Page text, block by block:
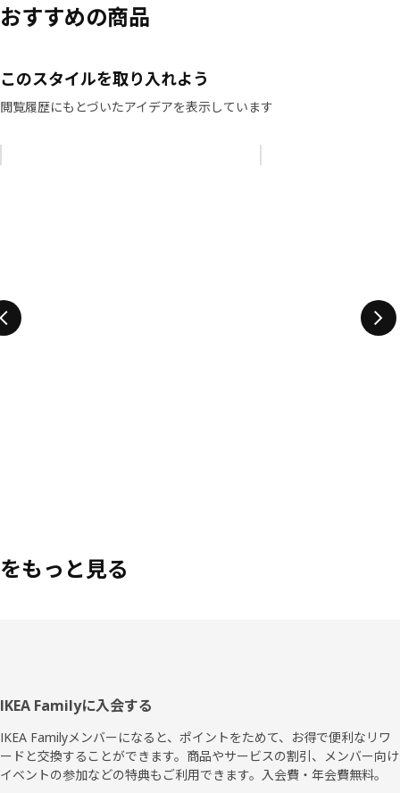
おすすめの商品
このスタイルを取り入れよう
閲覧履歴にもとづいたアイデアを表示しています
をもっと見る
フ
ッ
タ
IKEA Familyに入会する
IKEA Familyメンバーになると、ポイントをためて、お得で便利なリワ
ードと交換することができます。商品やサービスの割引、メンバー向け
イベントの参加などの特典もご利用できます。入会費・年会費無料。